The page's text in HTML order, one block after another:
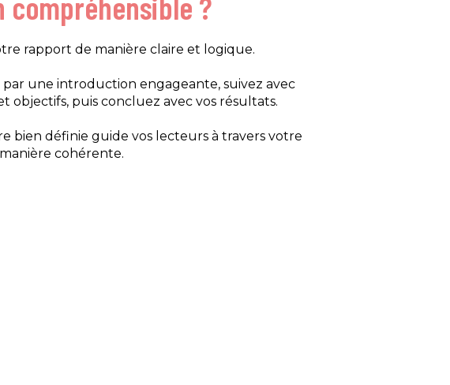
rapport de manière claire et logique.
par une introduction engageante, suivez avec
objectifs, puis concluez avec vos résultats.
bien définie guide vos lecteurs à travers votre
cohérente.